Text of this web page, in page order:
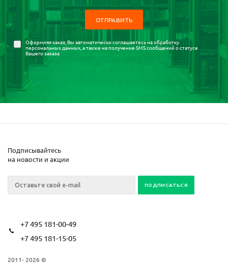
Оформляя заказ, Вы автоматически соглашаетесь наобработку
персональных данных, а также на получение SMS сообщений о статусе
Вашего заказа
Подписывайтесь
на новости и акции
+7 495 181-00-49
+7 495 181-15-05
2011- 2026 ©